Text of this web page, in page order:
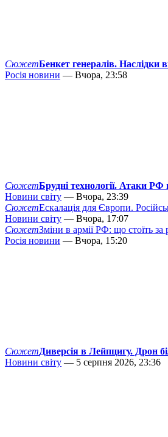
СюжетБенкет генералів. Наслідки
Росія новини — Вчора, 23:58
СюжетБрудні технології. Атаки
Новини світу — Вчора, 23:39
СюжетЕскалація для Європи.
Новини світу — Вчора, 17:07
СюжетЗміни в армії РФ: що стоїть
Росія новини — Вчора, 15:20
СюжетДиверсія в Лейпцигу. Дрон
Новини світу — 5 серпня 2026, 23:36